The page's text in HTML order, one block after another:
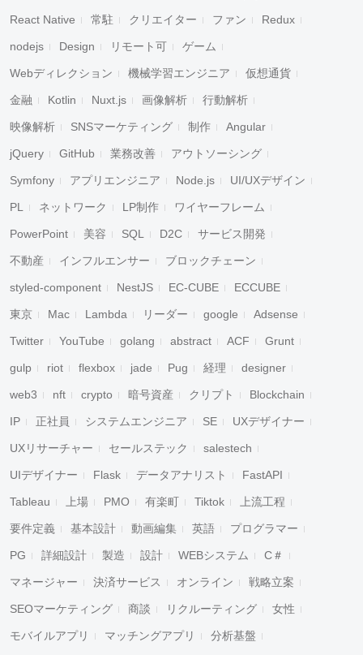
React Native 常駐 クリエイター ファン Redux
nodejs Design リモート可 ゲーム
Webディレクション 機械学習エンジニア 仮想通貨
金融 Kotlin Nuxt.js 画像解析 行動解析
映像解析 SNSマーケティング 制作 Angular
jQuery GitHub 業務改善 アウトソーシング
Symfony アプリエンジニア Node.js UI/UXデザイン
PL ネットワーク LP制作 ワイヤーフレーム
PowerPoint 美容 SQL D2C サービス開発
不動産 インフルエンサー ブロックチェーン
styled-component NestJS EC-CUBE ECCUBE
東京 Mac Lambda リーダー google Adsense
Twitter YouTube golang abstract ACF Grunt
gulp riot flexbox jade Pug 経理 designer
web3 nft crypto 暗号資産 クリプト Blockchain
IP 正社員 システムエンジニア SE UXデザイナー
UXリサーチャー セールステック salestech
UIデザイナー Flask データアナリスト FastAPI
Tableau 上場 PMO 有楽町 Tiktok 上流工程
要件定義 基本設計 動画編集 英語 プログラマー
PG 詳細設計 製造 設計 WEBシステム C＃
マネージャー 決済サービス オンライン 戦略立案
SEOマーケティング 商談 リクルーティング 女性
モバイルアプリ マッチングアプリ 分析基盤